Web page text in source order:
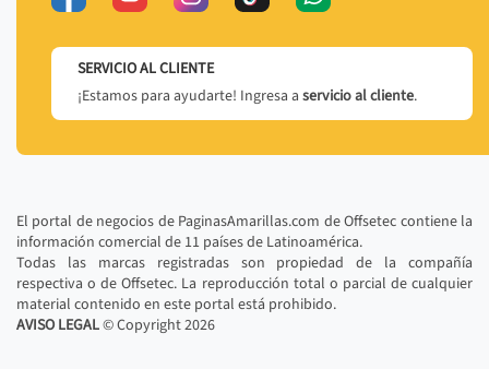
SERVICIO AL CLIENTE
¡Estamos para ayudarte! Ingresa a servicio al cliente.
El portal de negocios de PaginasAmarillas.com de Offsetec contiene la
información comercial de 11 países de Latinoamérica.
Todas las marcas registradas son propiedad de la compañía
respectiva o de Offsetec. La reproducción total o parcial de cualquier
material contenido en este portal está prohibido.
AVISO LEGAL© Copyright2026